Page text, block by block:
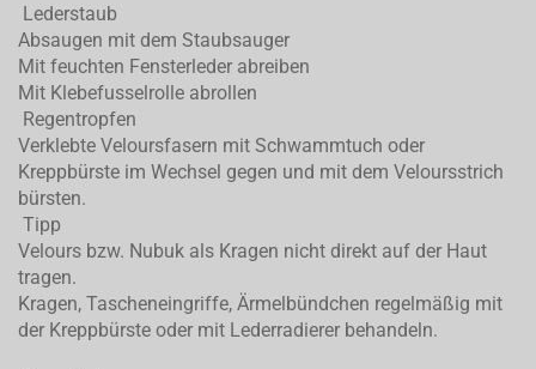
Lederstaub
Absaugen mit dem Staubsauger
Mit feuchten Fensterleder abreiben
Mit Klebefusselrolle abrollen
Regentropfen
Verklebte Veloursfasern mit Schwammtuch oder
Kreppbürste im Wechsel gegen und mit dem Veloursstrich
bürsten.
Tipp
Velours bzw. Nubuk als Kragen nicht direkt auf der Haut
tragen.
Kragen, Tascheneingriffe, Ärmelbündchen regelmäßig mit
der Kreppbürste oder mit Lederradierer behandeln.